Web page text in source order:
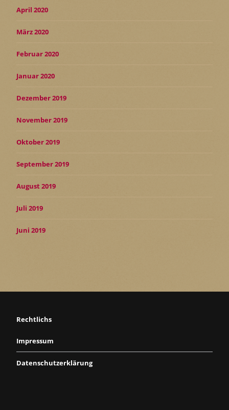
April 2020
März 2020
Februar 2020
Januar 2020
Dezember 2019
November 2019
Oktober 2019
September 2019
August 2019
Juli 2019
Juni 2019
Rechtlichs
Impressum
Datenschutzerklärung